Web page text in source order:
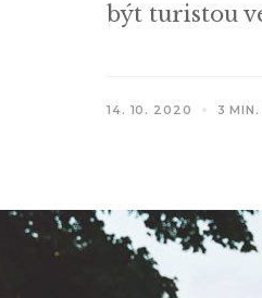
být turistou
14. 10. 2020 3